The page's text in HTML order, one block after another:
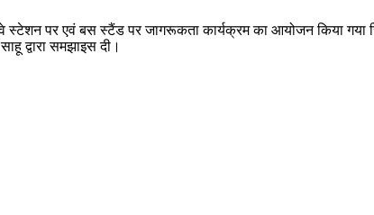
स्टेशन पर एवं बस स्टैंड पर जागरूकता कार्यक्रम का आयोजन किया
द्वारा समझाइस दी।